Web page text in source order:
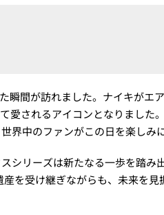
瞬間が訪れました。ナイキがエ
愛されるアイコンとなりました
界中のファンがこの日を楽しみ
シリーズは新たなる一歩を踏み
を受け継ぎながらも、未来を